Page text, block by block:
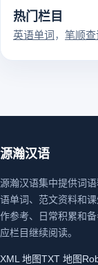
热门栏目
英语单词 笔顺查
源瀚汉语
源瀚汉语集中提供词
语单词、范文资料和
作参考、日常积累和
应栏目继续阅读。
XML 地图TXT 地图